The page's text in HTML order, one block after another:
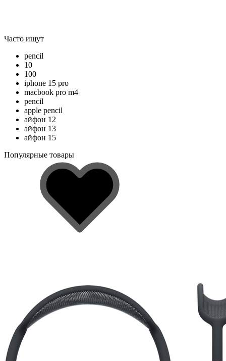
Часто ищут
pencil
10
100
iphone 15 pro
macbook pro m4
pencil
apple pencil
айфон 12
айфон 13
айфон 15
Популярные товары